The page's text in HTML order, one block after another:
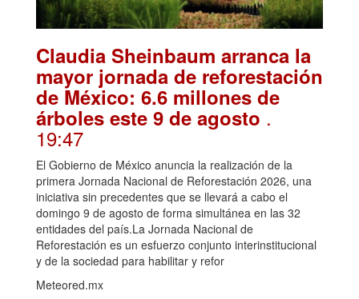
Claudia Sheinbaum arranca la
mayor jornada de reforestación
de México: 6.6 millones de
árboles este 9 de agosto .
19:47
El Gobierno de México anuncia la realización de la
primera Jornada Nacional de Reforestación 2026, una
iniciativa sin precedentes que se llevará a cabo el
domingo 9 de agosto de forma simultánea en las 32
entidades del país.La Jornada Nacional de
Reforestación es un esfuerzo conjunto interinstitucional
y de la sociedad para habilitar y refor
Meteored.mx